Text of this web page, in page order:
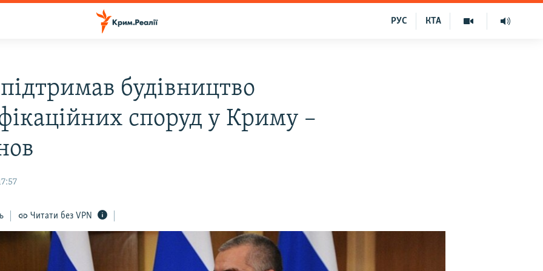
КТА
РУС
будівництво
споруд у Криму –
Читати без VPN